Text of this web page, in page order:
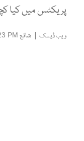
پریکٹس میں کیا
ویب ڈیسک | شائع PM